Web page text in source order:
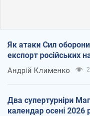
Як атаки Сил
експорт російських
Андрій Клименко
Два супертурніри
календар осені 2026